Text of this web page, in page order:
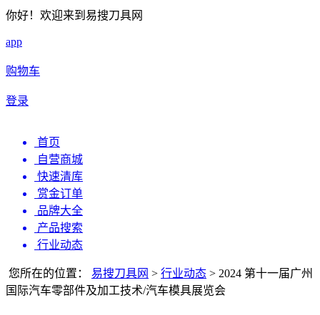
你好！欢迎来到易搜刀具网
app
购物车
登录
首页
自营商城
快速清库
赏金订单
品牌大全
产品搜索
行业动态
您所在的位置： 易搜刀具网 > 行业动态 > 2024 第十一届广州
国际汽车零部件及加工技术/汽车模具展览会